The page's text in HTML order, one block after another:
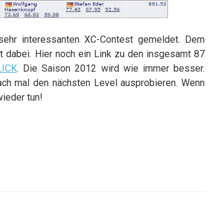
interessanten XC-Contest gemeldet. Dem
dabei. Hier noch ein Link zu den insgesamt 87
. Die Saison 2012 wird wie immer besser.
mal den nächsten Level ausprobieren. Wenn
tun!